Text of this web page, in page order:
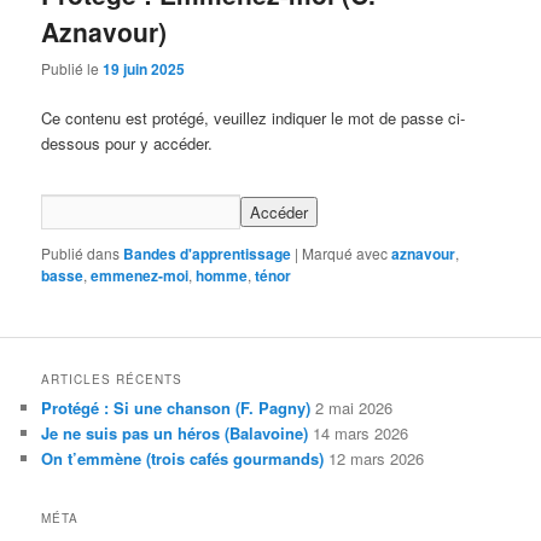
Aznavour)
Publié le19 juin 2025
Ce contenu est protégé, veuillez indiquer le mot de passe ci-
dessous pour y accéder.
Publié dans Bandes d'apprentissage | Marqué avecaznavour,
basse,emmenez-moi,homme,ténor
ARTICLES RÉCENTS
Protégé : Si une chanson (F. Pagny) 2 mai 2026
Je ne suis pas un héros (Balavoine) 14 mars 2026
On t’emmène (trois cafés gourmands) 12 mars 2026
MÉTA